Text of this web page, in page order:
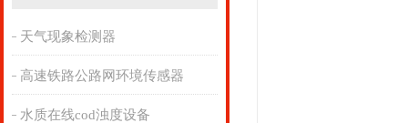
天气现象检测器
高速铁路公路网环境传感器
水质在线cod浊度设备